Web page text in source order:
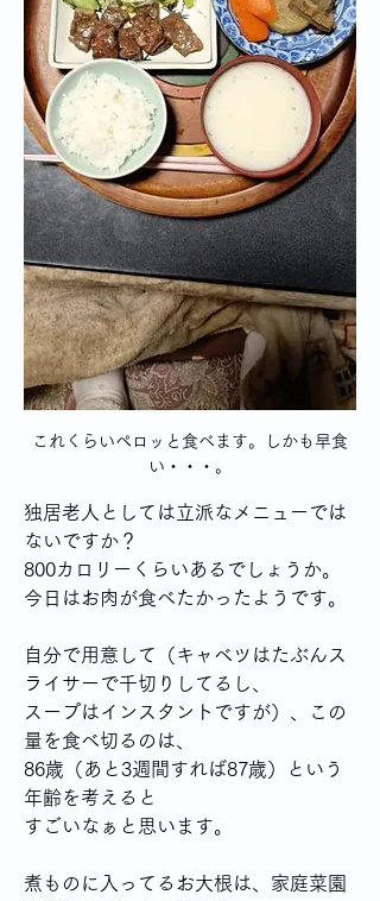
これくらいペロッと食べます。しかも早食
い・・・。
独居老人としては立派なメニューでは
ないですか？
800カロリーくらいあるでしょうか。
今日はお肉が食べたかったようです。
自分で用意して（キャベツはたぶんス
ライサーで千切りしてるし、
スープはインスタントですが）、この
量を食べ切るのは、
86歳（あと3週間すれば87歳）という
年齢を考えると
すごいなぁと思います。
煮ものに入ってるお大根は、家庭菜園